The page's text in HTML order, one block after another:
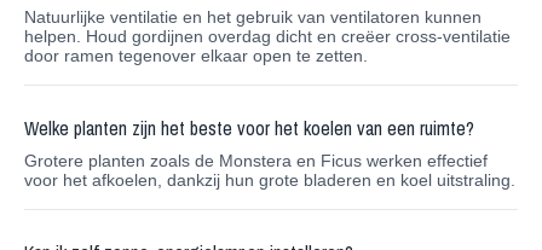
Natuurlijke ventilatie en het gebruik van ventilatoren kunnen
helpen. Houd gordijnen overdag dicht en creëer cross-ventilatie
door ramen tegenover elkaar open te zetten.
Welke planten zijn het beste voor het koelen van een ruimte?
Grotere planten zoals de Monstera en Ficus werken effectief
voor het afkoelen, dankzij hun grote bladeren en koel uitstraling.